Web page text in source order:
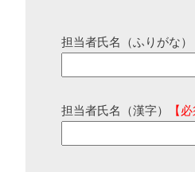
担当者氏名（ふりがな）
担当者氏名（漢字） 【必